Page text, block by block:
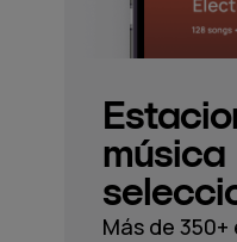
música
Más de